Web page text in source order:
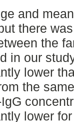
and
there
the
in our
lower
the
lower